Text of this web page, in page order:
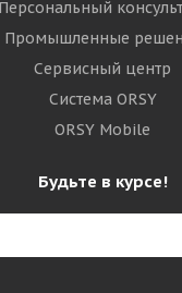
Персональный
Промышленные
Сервисный центр
Система ORSY
ORSY Mobile
Будьте в курсе!